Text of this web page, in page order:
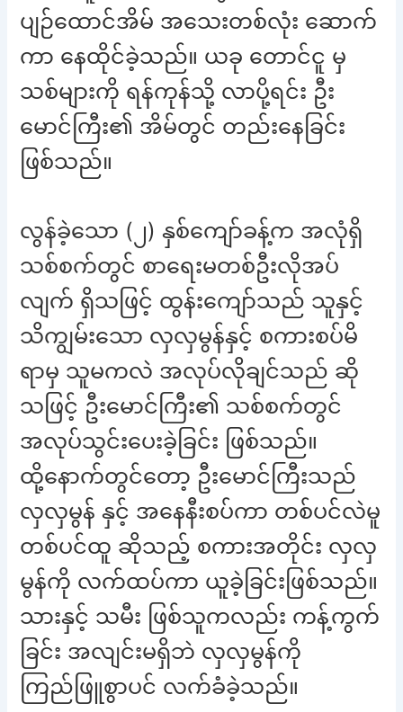
ပျဉ်ထောင်အိမ် အသေးတစ်လုံး ဆောက်
ကာ နေထိုင်ခဲ့သည်။ ယခု တောင်ငူ မှ
သစ်များကို ရန်ကုန်သို့ လာပို့ရင်း ဦး
မောင်ကြီး၏ အိမ်တွင် တည်းနေခြင်း
ဖြစ်သည်။
လွန်ခဲ့သော (၂) နှစ်ကျော်ခန့်က အလုံရှိ
သစ်စက်တွင် စာရေးမတစ်ဦးလိုအပ်
လျက် ရှိသဖြင့် ထွန်းကျော်သည် သူနှင့်
သိကျွမ်းသော လှလှမွန်နှင့် စကားစပ်မိ
ရာမှ သူမကလဲ အလုပ်လိုချင်သည် ဆို
သဖြင့် ဦးမောင်ကြီး၏ သစ်စက်တွင်
အလုပ်သွင်းပေးခဲ့ခြင်း ဖြစ်သည်။
ထို့နောက်တွင်တော့ ဦးမောင်ကြီးသည်
လှလှမွန် နှင့် အနေနီးစပ်ကာ တစ်ပင်လဲမူ
တစ်ပင်ထူ ဆိုသည့် စကားအတိုင်း လှလှ
မွန်ကို လက်ထပ်ကာ ယူခဲ့ခြင်းဖြစ်သည်။
သားနှင့် သမီး ဖြစ်သူကလည်း ကန့်ကွက်
ခြင်း အလျင်းမရှိဘဲ လှလှမွန်ကို
ကြည်ဖြူစွာပင် လက်ခံခဲ့သည်။